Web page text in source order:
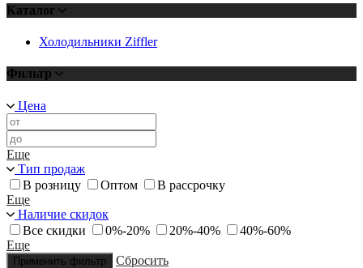
Каталог
Холодильники Ziffler
Фильтр
Цена
Еще
Тип продаж
В розницу
Оптом
В рассрочку
Еще
Наличие скидок
Все скидки
0%-20% 20%-40%
40%-60%
Еще
Применить фильтр Сбросить